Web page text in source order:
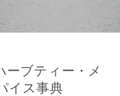
ーブティー・メ
イス事典